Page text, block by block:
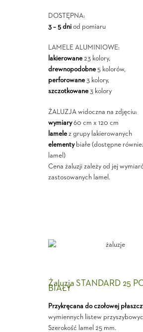
DOSTĘPNA:
3 – 5 dniod pomiaru
LAMELE ALUMINIOWE:
lakierowane23 kolory,
drewnopodobne5 kolorów,
perforowane3 kolory,
szczotkowane3 kolory
ŻALUZJA widoczna na zdjęciu:
wymiary60 cm x 120 cm
lamelez grupy lakierowanych
elementybiałe (dostępne
lamel)
Cena żaluzji zależy od jej
zastosowanych lamel.
Żaluzja STANDARD 25
BIAŁY
Przykręcana do czołowej
wymiennych listew
Szerokość lamel 25 mm.